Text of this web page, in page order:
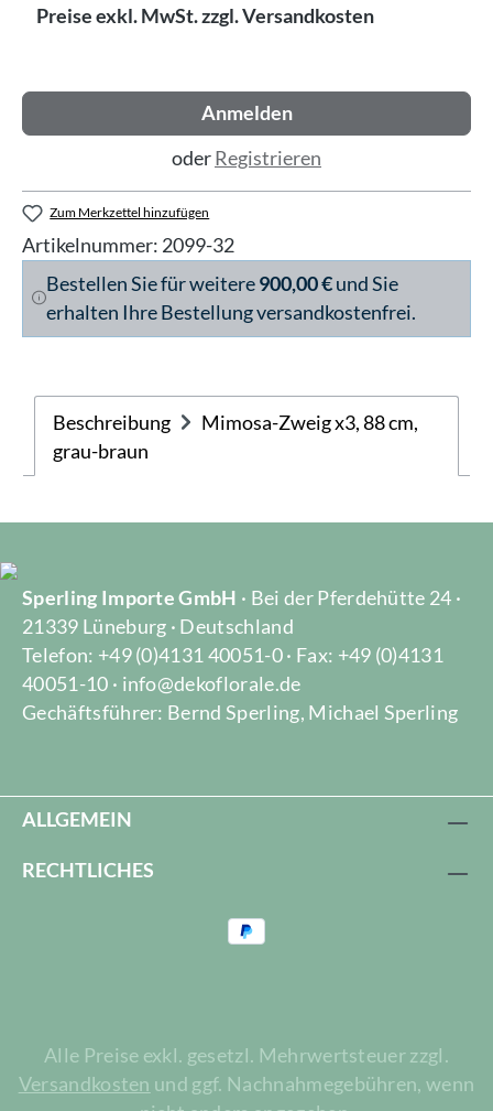
Preise exkl. MwSt. zzgl. Versandkosten
Anmelden
oderRegistrieren
Zum Merkzettel hinzufügen
Artikelnummer: 2099-32
Bestellen Sie für weitere900,00 €und Sie
erhalten Ihre Bestellung versandkostenfrei.
Beschreibung
Mimosa-Zweig x3, 88 cm,
grau-braun
Sperling Importe GmbH · Bei der Pferdehütte 24 ·
21339 Lüneburg · Deutschland
Telefon: +49 (0)4131 40051-0 · Fax: +49 (0)4131
40051-10 · info@dekoflorale.de
Gechäftsführer: Bernd Sperling, Michael Sperling
ALLGEMEIN
RECHTLICHES
Alle Preise exkl. gesetzl. Mehrwertsteuer zzgl.
Versandkosten und ggf. Nachnahmegebühren, wenn